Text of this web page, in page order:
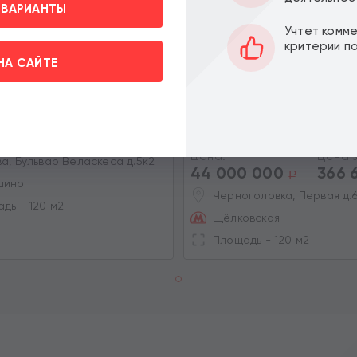
помещения в
Бульвар Веласкеса д.5к2
- 120 м2
Цена:
44 000 000 a
Цена
366
Черноголовка, Первая д.6
Щёлковская
Площадь - 120 м2
САЙТЕ
вы даете согласие на
на условиях и целях
Учтет
критерии